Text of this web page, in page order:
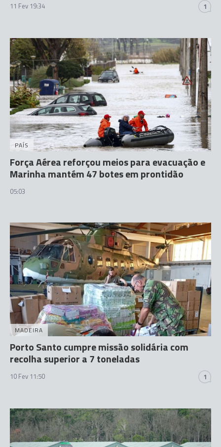
11 Fev 19:34 1
PAÍS
Força Aérea reforçou meios para evacuação e
Marinha mantém 47 botes em prontidão
05:03
MADEIRA
Porto Santo cumpre missão solidária com
recolha superior a 7 toneladas
10 Fev 11:50 1